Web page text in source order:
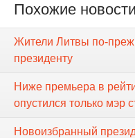
Похожие новости
Жители Литвы по-
президенту
Ниже премьера в
опустился только мэр
Новоизбранный